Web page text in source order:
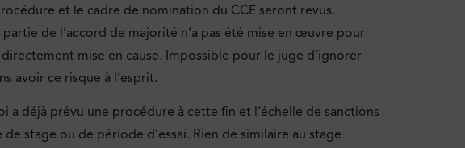
et le cadre de nomination du CCE seront revus.
partie de l’accord de majorité n’a pas été mise en œuvre pour
mise en cause. Impossible pour le juge d’ignorer
avoir ce risque à l’esprit.
a déjà prévu une procédure à cette fin et l’échelle de sanctions
stage ou de période d’essai. Rien de similaire au stage